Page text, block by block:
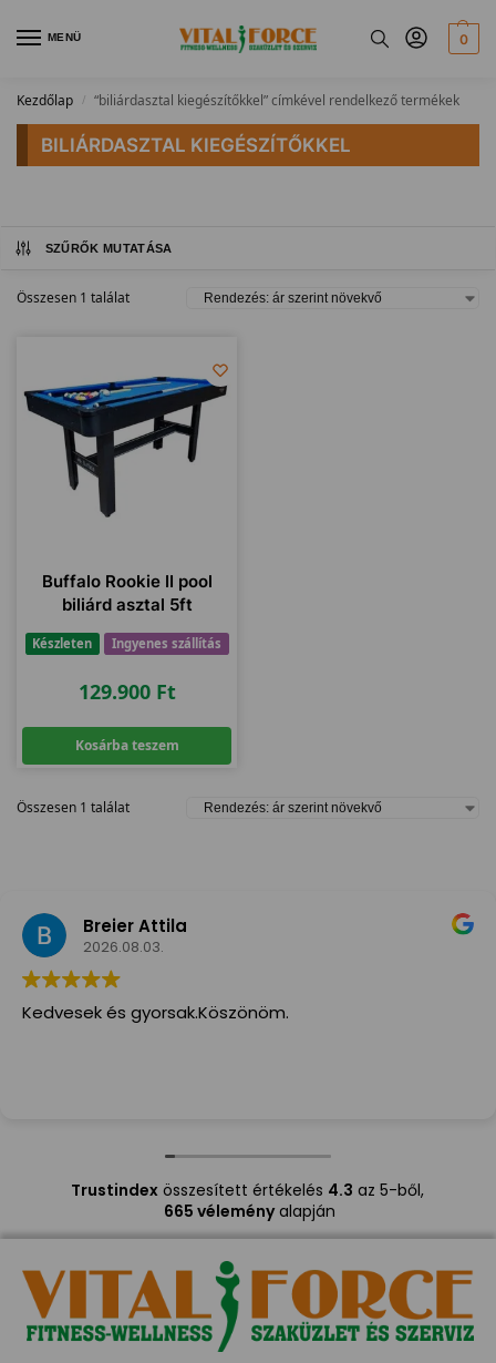
MENÜ 0
Kezdőlap / “biliárdasztal kiegészítőkkel” címkével rendelkező termékek
BILIÁRDASZTAL KIEGÉSZÍTŐKKEL
SZŰRŐK MUTATÁSA
Összesen 1 találat
Buffalo Rookie II pool
biliárd asztal 5ft
Készleten Ingyenes szállítás
129.900 Ft
Kosárba teszem
Összesen 1 találat
Breier Attila
2026.08.03.
Kedvesek és gyorsak.Köszönöm.
Trustindexösszesített értékelés 4.3 az 5-ből,
665 véleményalapján